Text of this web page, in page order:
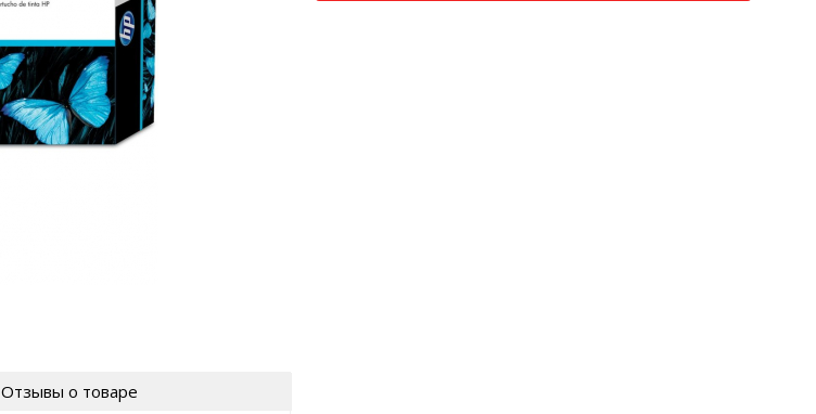
Отзывы о товаре